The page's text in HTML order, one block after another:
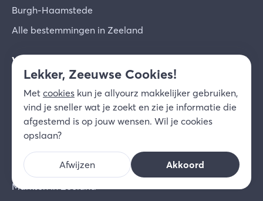
Burgh-Haamstede
Alle bestemmingen in Zeeland
Veel bezocht
Eten en drinken Zeeland
Activiteiten Zeeland
Winkels in Zeeland
Evenementen in Zeeland
Markten in Zeeland
Lekker, Zeeuwse Cookies!
Met cookies kun je allyourz makkelijker gebruiken,
vind je sneller wat je zoekt en zie je informatie die
afgestemd is op jouw wensen. Wil je cookies
opslaan?
Afwijzen Akkoord